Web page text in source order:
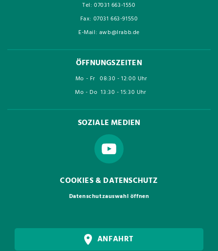
Tel: 07031 663-1550
Fax: 07031 663-91550
E-Mail: awb@lrabb.de
ÖFFNUNGSZEITEN
Mo - Fr 08:30 - 12:00 Uhr
Mo - Do 13:30 - 15:30 Uhr
SOZIALE MEDIEN
COOKIES & DATENSCHUTZ
Datenschutzauswahl öffnen
ANFAHRT